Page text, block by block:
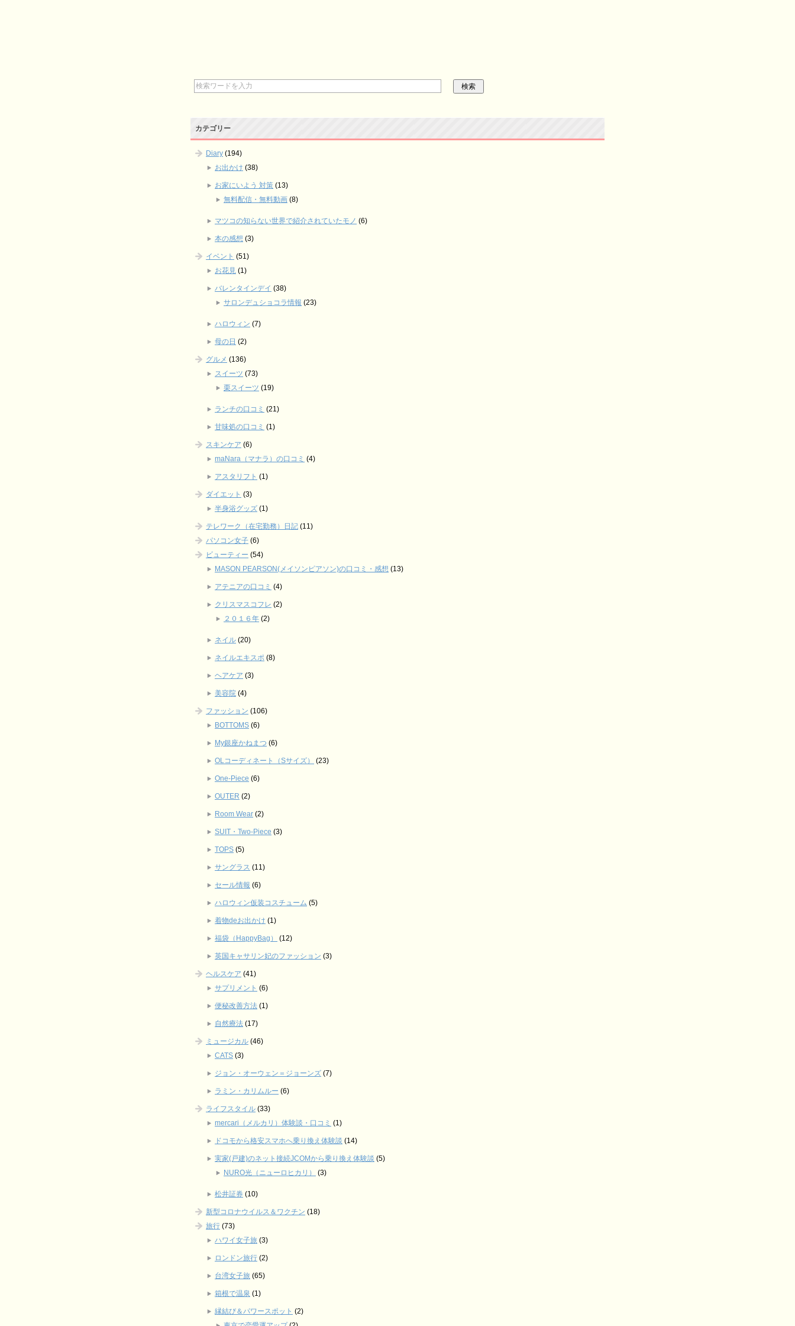
カテゴリー
Diary (194)
お出かけ (38)
お家にいよう 対策 (13)
無料配信・無料動画 (8)
マツコの知らない世界で紹介されていたモノ (6)
本の感想 (3)
イベント (51)
お花見 (1)
バレンタインデイ (38)
サロンデュショコラ情報 (23)
ハロウィン (7)
母の日 (2)
グルメ (136)
スイーツ (73)
栗スイーツ (19)
ランチの口コミ (21)
甘味処の口コミ (1)
スキンケア (6)
maNara（マナラ）の口コミ (4)
アスタリフト (1)
ダイエット (3)
半身浴グッズ (1)
テレワーク（在宅勤務）日記 (11)
パソコン女子 (6)
ビューティー (54)
MASON PEARSON(メイソンピアソン)の口コミ・感想 (13)
アテニアの口コミ (4)
クリスマスコフレ (2)
２０１６年 (2)
ネイル (20)
ネイルエキスポ (8)
ヘアケア (3)
美容院 (4)
ファッション (106)
BOTTOMS (6)
My銀座かねまつ (6)
OLコーディネート（Sサイズ） (23)
One-Piece (6)
OUTER (2)
Room Wear (2)
SUIT・Two‐Piece (3)
TOPS (5)
サングラス (11)
セール情報 (6)
ハロウィン仮装コスチューム (5)
着物deお出かけ (1)
福袋（HappyBag） (12)
英国キャサリン妃のファッション (3)
ヘルスケア (41)
サプリメント (6)
便秘改善方法 (1)
自然療法 (17)
ミュージカル (46)
CATS (3)
ジョン・オーウェン＝ジョーンズ (7)
ラミン・カリムルー (6)
ライフスタイル (33)
mercari（メルカリ）体験談・口コミ (1)
ドコモから格安スマホへ乗り換え体験談 (14)
実家(戸建)のネット接続JCOMから乗り換え体験談 (5)
NURO光（ニューロヒカリ）
(3)
松井証券 (10)
新型コロナウイルス＆ワクチン (18)
旅行 (73)
ハワイ女子旅 (3)
ロンドン旅行 (2)
台湾女子旅 (65)
箱根で温泉 (1)
縁結び＆パワースポット (2)